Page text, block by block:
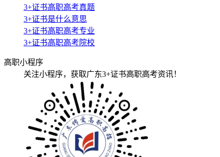
3+证书高职高考真题
3+证书是什么意思
3+证书高职高考专业
3+证书高职高考院校
高职小程序
关注小程序，获取广东3+证书高职高考资讯！